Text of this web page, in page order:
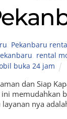
Pekanbaru rental
rental
buka 24 jam
dan Siap
memudahkan
nya